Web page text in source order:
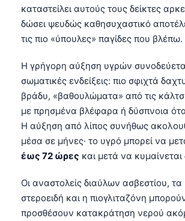
καταστείλει αυτούς τους δείκτες
δώσει ψευδώς καθησυχαστικό
τις πιο «ύπουλες» παγίδες που βλέπω.
Η γρήγορη αύξηση υγρών
σωματικές ενδείξεις: πιο σφιχτά
βράδυ, «βαθουλώματα» από τις
με πρησμένα βλέφαρα ή δύσπνοια
Η αύξηση από λίπος συνήθως
μέσα σε μήνες· το υγρό μπορεί να
έως 72 ώρες και μετά να
Οι αναστολείς διαύλων ασβεστίου,
στεροειδή και η πιογλιταζόνη
προσθέσουν κατακράτηση νερού